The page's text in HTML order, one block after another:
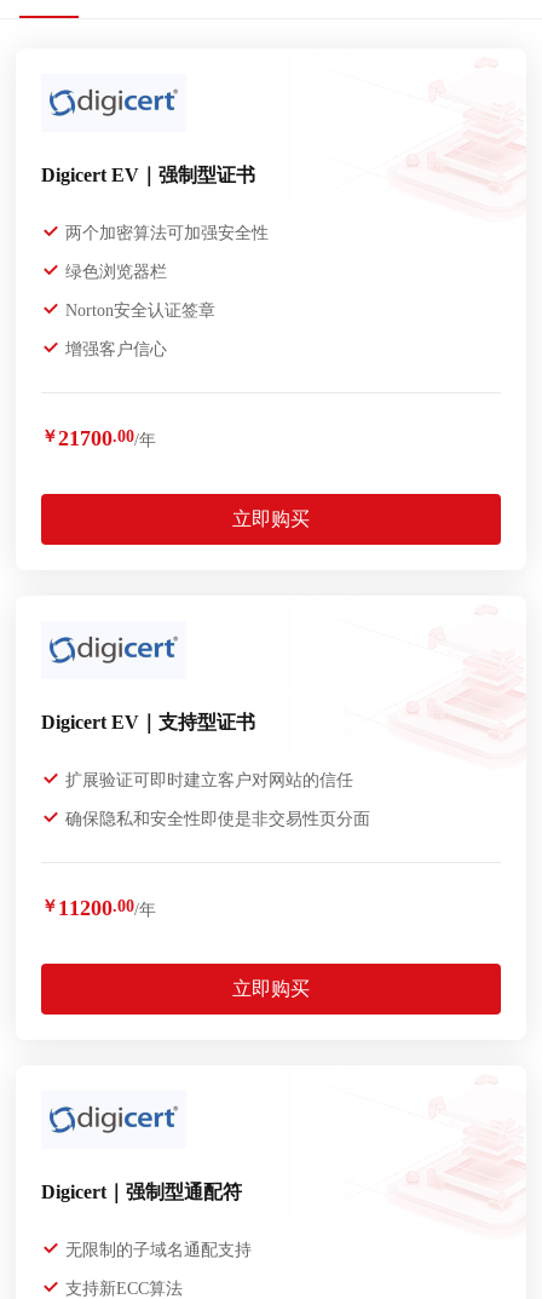
Digicert EV｜强制型证书
两个加密算法可加强安全性
绿色浏览器栏
Norton安全认证签章
增强客户信心
￥21700.00/年
立即购买
Digicert EV｜支持型证书
扩展验证可即时建立客户对网站的信任
确保隐私和安全性即使是非交易性页分面
￥ 11200.00/年
立即购买
Digicert｜强制型通配符
无限制的子域名通配支持
支持新ECC算法